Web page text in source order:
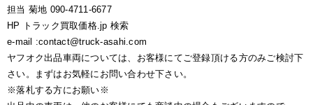
担当 菊地 090-4711-6677
HP トラック買取価格.jp 検索
e-mail :contact@truck-asahi.com
ヤフオク出品車両については、お客様にてご登録頂ける方のみご検討下
さい。まずはお気軽にお問い合わせ下さい。
※落札する方にお願い※